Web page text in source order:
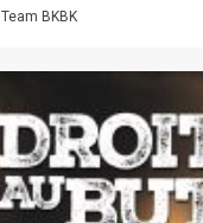
Team BKBK